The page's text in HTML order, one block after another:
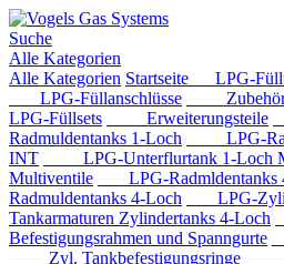
Suche
Alle Kategorien
Alle Kategorien Startseite LPG-
LPG-Füllanschlüsse
LPG-Füllsets
Erweiterungsteile
Radmuldentanks 1-Loch
LPG-
INT
LPG-Unterflurtank 1-Loch
Multiventile
LPG-Radmldentanks
Radmuldentanks 4-Loch
LPG-
Tankarmaturen Zylindertanks 4-Loch
Befestigungsrahmen und Spanngurte
Zyl. Tankbefestigungsringe